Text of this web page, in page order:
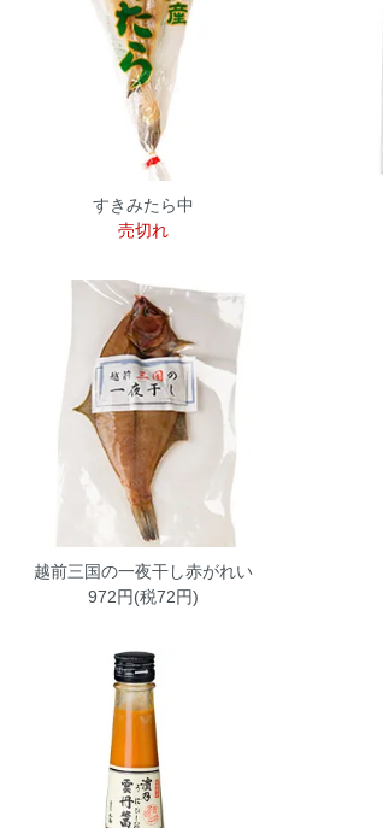
すきみたら中
売切れ
越前三国の一夜干し赤がれい
972円(税72円)